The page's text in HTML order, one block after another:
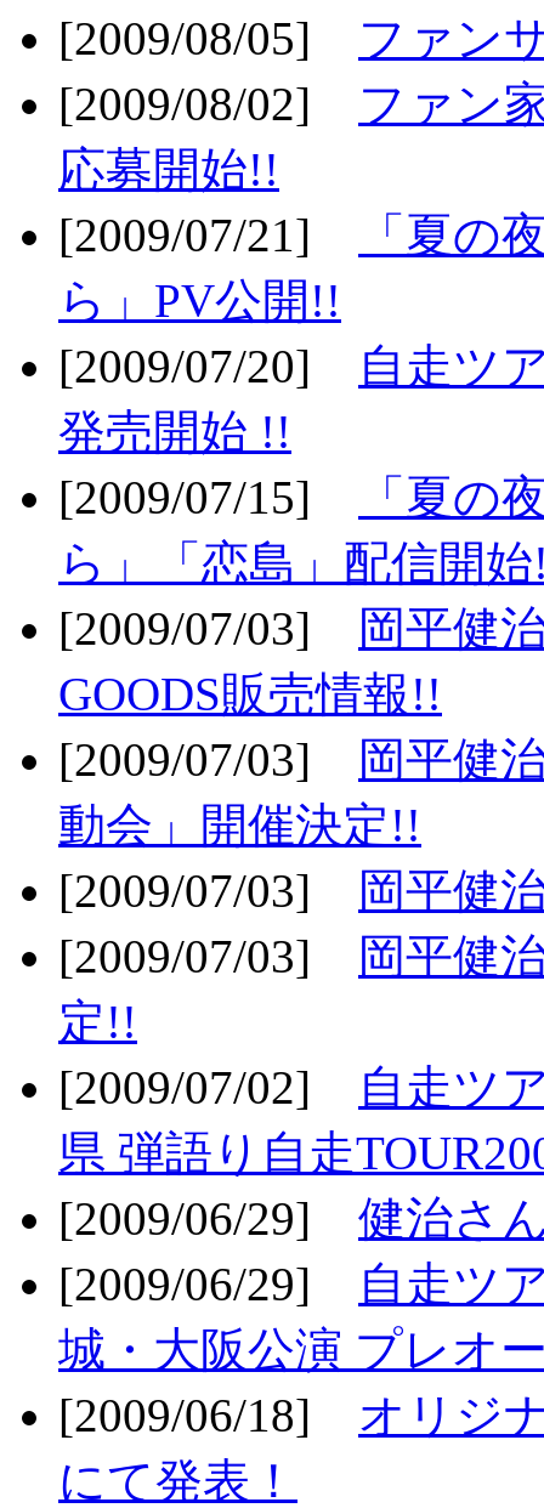
[2009/08/05] ファン
[2009/08/02] ファン
応募開始!!
[2009/07/21]
「夏の
ら」PV公開!!
[2009/07/20]
自走ツ
発売開始 !!
[2009/07/15]
「夏の
ら」「恋島」配信開
[2009/07/03]
岡平健
GOODS販売情報!!
[2009/07/03]
岡平健
動会」開催決定!!
[2009/07/03]
岡平健
[2009/07/03]
岡平健
定!!
[2009/07/02]
自走ツ
県 弾語り自走
[2009/06/29] 健治さ
[2009/06/29]
自走ツ
城・大阪公演 プレオ
[2009/06/18] オリジ
にて発表！